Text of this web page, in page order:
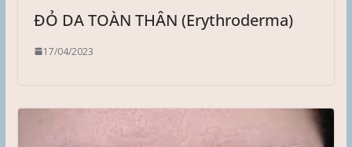
ĐỎ DA TOÀN THÂN (Erythroderma)
17/04/2023